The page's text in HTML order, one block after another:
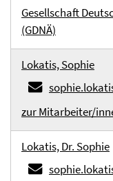
Gesellschaft
(GDNÄ)
Lokatis, Sophie
zur Mitarbeiter/
Lokatis, Dr. Sophie